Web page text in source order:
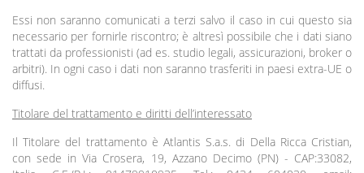
Essi non saranno comunicati a terzi salvo il caso in cui questo sia
necessario per fornirle riscontro; è altresì possibile che i dati siano
trattati da professionisti (ad es. studio legali, assicurazioni, broker o
arbitri). In ogni caso i dati non saranno trasferiti in paesi extra-UE o
diffusi.
Titolare del trattamento e diritti dell’interessato
Il Titolare del trattamento è Atlantis S.a.s. di Della Ricca Cristian,
con sede in Via Crosera, 19, Azzano Decimo (PN) - CAP:33082,